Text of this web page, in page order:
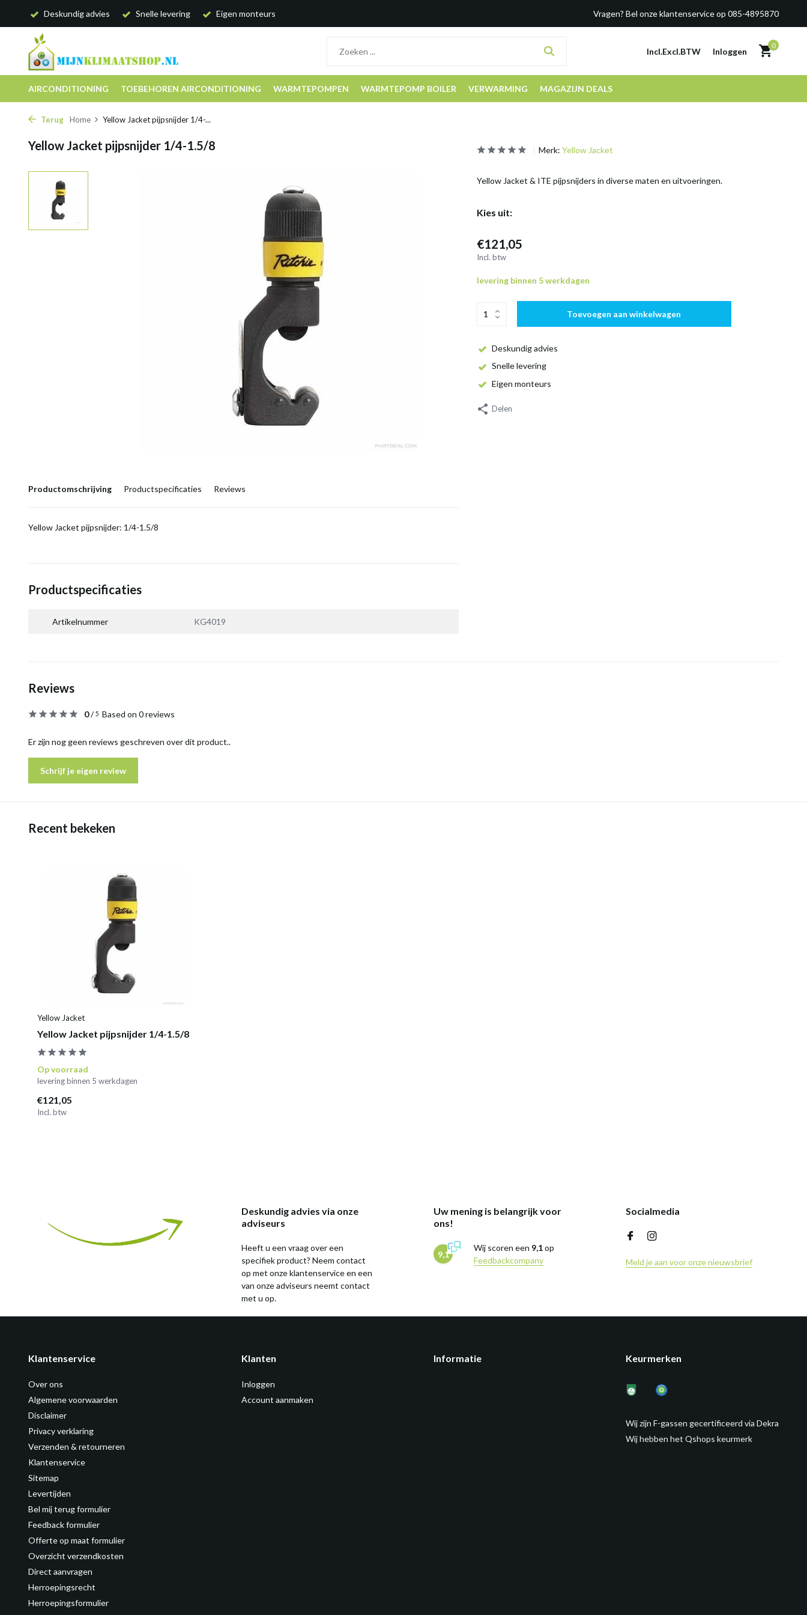
Deskundig advies Snelle levering Eigen monteurs Vragen? Bel onze klantenservice op 085-4895870
Incl.Excl.BTW Inloggen
0
AIRCONDITIONING TOEBEHOREN AIRCONDITIONING WARMTEPOMPEN WARMTEPOMP BOILER VERWARMING MAGAZIJN DEALS
Terug Home Yellow Jacket pijpsnijder 1/4-...
Yellow Jacket pijpsnijder 1/4-1.5/8
Productomschrijving Productspecificaties Reviews
Yellow Jacket pijpsnijder: 1/4-1.5/8
Productspecificaties
Artikelnummer KG4019
Merk: Yellow Jacket
Yellow Jacket & ITE pijpsnijders in diverse maten en uitvoeringen.
Kies uit:
€121,05
Incl. btw
levering binnen 5 werkdagen
Toevoegen aan winkelwagen
Deskundig advies
Snelle levering
Eigen monteurs
Delen
Reviews
0/5 Based on 0 reviews
Er zijn nog geen reviews geschreven over dit product..
Schrijf je eigen review
Recent bekeken
Yellow Jacket
Yellow Jacket pijpsnijder 1/4-1.5/8
Op voorraad
levering binnen 5 werkdagen
€121,05
Incl. btw
Deskundig advies via onze
adviseurs
Heeft u een vraag over een
specifiek product? Neem contact
op met onze klantenservice en een
van onze adviseurs neemt contact
met u op.
Uw mening is belangrijk voor
ons!
9,1
Wij scoren een 9,1op
Feedbackcompany
Socialmedia
Meld je aan voor onze nieuwsbrief
Klantenservice
Over ons
Algemene voorwaarden
Disclaimer
Privacy verklaring
Verzenden & retourneren
Klantenservice
Sitemap
Levertijden
Bel mij terug formulier
Feedback formulier
Offerte op maat formulier
Overzicht verzendkosten
Direct aanvragen
Herroepingsrecht
Herroepingsformulier
Klanten
Inloggen
Account aanmaken
Informatie Keurmerken
Wij zijn F-gassen gecertificeerd via Dekra
Wij hebben het Qshops keurmerk